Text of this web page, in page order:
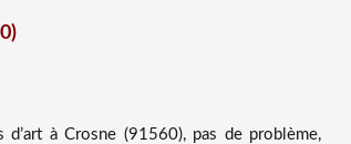
d’art à Crosne (91560), pas de problème,